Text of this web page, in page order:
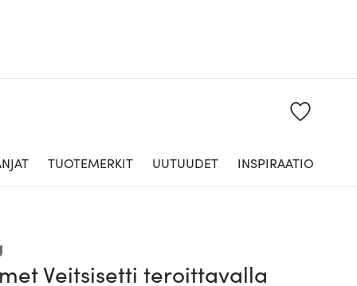
TUOTEMERKIT UUTUUDET INSPIRAATIO
Veitsisetti teroittavalla